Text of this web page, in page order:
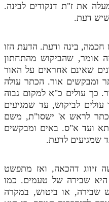
את ז"ת דנקודים לבינה.
שיש דעת.
בינה ודעת. הדעת הזו
אומר, שהביקוש מהתחתון
שאינם אחראים על האור
ומבקשים אור. הכתר עולה
כך עולים כ"א למקום גבוה
עולים לביקוש, עד שמגיעים
לראש א' ישסו"ת, משם
ועד א"ס. באים ומבקשים
שמגיעים לדעת.
זיווג דהכאה, ואז מתפשט
היא שבירה של טעמים. כמו
שבירה, או ביטוש, במקרה